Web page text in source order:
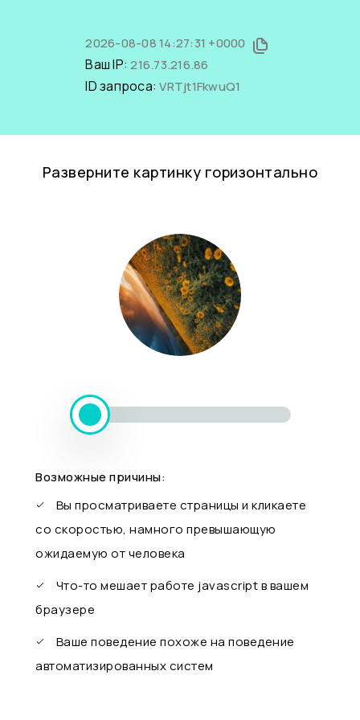
2026-08-08 14:27:31 +0000
Ваш IP:216.73.216.86
ID запроса:VRTjt1FkwuQ1
Разверните картинку горизонтально
Возможные причины:
Вы просматриваете страницы и кликаете
со скоростью, намного превышающую
ожидаемую от человека
Что-то мешает работе javascript в вашем
браузере
Ваше поведение похоже на поведение
автоматизированных систем